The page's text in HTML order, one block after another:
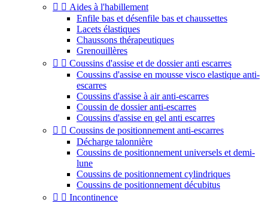
  Aides à l'habillement
Enfile bas et désenfile bas et chaussettes
Lacets élastiques
Chaussons thérapeutiques
Grenouillères
  Coussins d'assise et de dossier anti escarres
Coussins d'assise en mousse visco elastique anti-
escarres
Coussins d'assise à air anti-escarres
Coussin de dossier anti-escarres
Coussins d'assise en gel anti escarres
  Coussins de positionnement anti-escarres
Décharge talonnière
Coussins de positionnement universels et demi-
lune
Coussins de positionnement cylindriques
Coussins de positionnement décubitus
  Incontinence